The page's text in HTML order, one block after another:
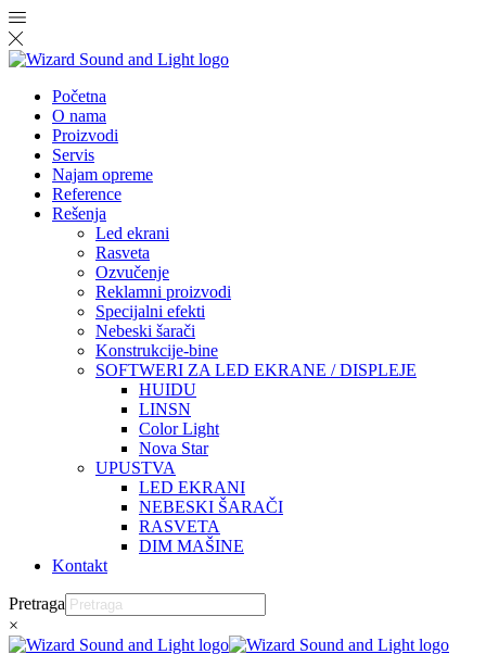
Početna
O nama
Proizvodi
Servis
Najam opreme
Reference
Rešenja
Led ekrani
Rasveta
Ozvučenje
Reklamni proizvodi
Specijalni efekti
Nebeski šarači
Konstrukcije-bine
SOFTWERI ZA LED EKRANE / DISPLEJE
HUIDU
LINSN
Color Light
Nova Star
UPUSTVA
LED EKRANI
NEBESKI ŠARAČI
RASVETA
DIM MAŠINE
Kontakt
Pretraga
×